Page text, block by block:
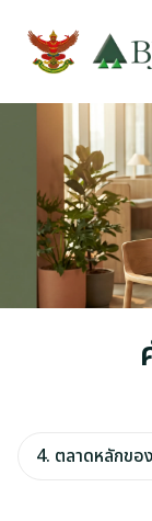
ข้อมูลบริษัท
ข้อมูลทางการเงิน
ข้อมูลตราสารหนี้
4. ตลาดหลักขอ